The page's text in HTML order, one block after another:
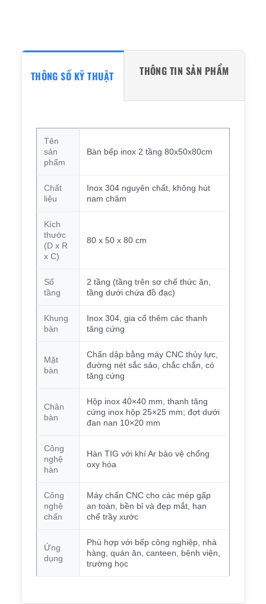
THÔNG SỐ KỸ THUẬT THÔNG TIN SẢN PHẨM
Tên
sản
phẩm
Bàn bếp inox 2 tầng 80x50x80cm
Chất
liệu
Inox 304 nguyên chất, không hút
nam châm
Kích
thước
(D x R
x C)
80 x 50 x 80 cm
Số
tầng
2 tầng (tầng trên sơ chế thức ăn,
tầng dưới chứa đồ đạc)
Khung
bàn
Inox 304, gia cố thêm các thanh
tăng cứng
Mặt
bàn
Chấn dập bằng máy CNC thủy lực,
đường nét sắc sảo, chắc chắn, có
tăng cứng
Chân
bàn
Hộp inox 40×40 mm, thanh tăng
cứng inox hộp 25×25 mm; đợt dưới
đan nan 10×20 mm
Công
nghệ
hàn
Hàn TIG với khí Ar bảo vệ chống
oxy hóa
Công
nghệ
chấn
Máy chấn CNC cho các mép gấp
an toàn, bền bỉ và đẹp mắt, hạn
chế trầy xước
Ứng
dụng
Phù hợp với bếp công nghiệp, nhà
hàng, quán ăn, canteen, bệnh viện,
trường học